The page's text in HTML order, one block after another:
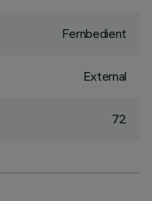
Fernbedient
External
72